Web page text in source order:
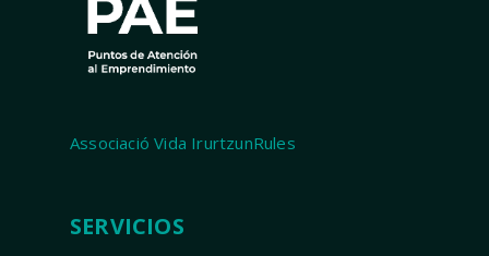
Associació Vida IrurtzunRules
SERVICIOS